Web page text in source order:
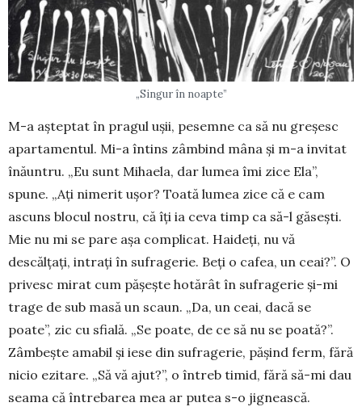
„Singur în noapte”
M-a așteptat în pragul ușii, pesemne ca să nu greșesc
apartamentul. Mi-a întins zâmbind mâna și m-a invitat
înăuntru. „Eu sunt Mihaela, dar lumea îmi zice Ela”,
spune. „Ați nimerit ușor? Toată lu­mea zice că e cam
ascuns blocul nostru, că îți ia ceva timp ca să-l găsești.
Mie nu mi se pare așa com­plicat. Haideți, nu vă
descălțați, intrați în sufragerie. Beți o cafea, un ceai?”. O
privesc mirat cum pășește hotărât în sufragerie și-mi
trage de sub masă un scaun. „Da, un ceai, dacă se
poate”, zic cu sfială. „Se poate, de ce să nu se poată?”.
Zâm­bește amabil și iese din sufragerie, pășind ferm, fără
ni­cio ezitare. „Să vă ajut?”, o întreb timid, fără să-mi dau
seama că întrebarea mea ar putea s-o jig­nească.